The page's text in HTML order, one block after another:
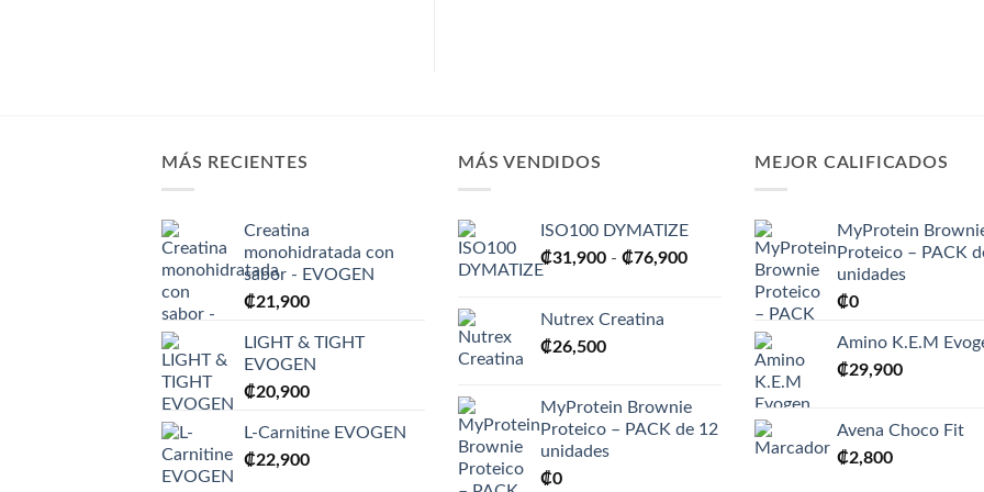
MÁS RECIENTES
Creatina
monohidratada con
sabor - EVOGEN
₡21,900
LIGHT & TIGHT
EVOGEN
₡20,900
L-Carnitine EVOGEN
₡22,900
MÁS VENDIDOS
ISO100 DYMATIZE
₡31,900 - ₡76,900Rango
Nutrex Creatina
₡26,500
MyProtein Brownie
Proteico – PACK de 12
unidades
₡0
MEJOR CALIFICADOS
MyProtein
Proteico – PACK
unidades
₡0
Amino K.E.M
₡29,900
Avena Choco Fit
₡2,800